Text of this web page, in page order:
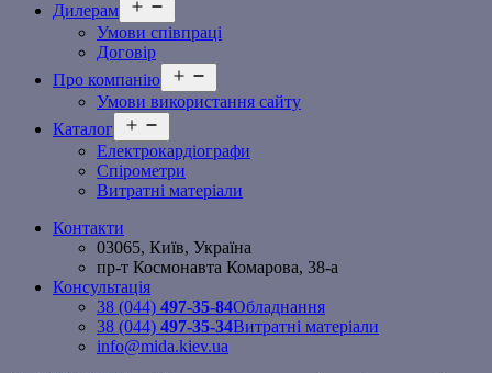
Дилерам
меню
Умови співпраці
Договір
Про компанію
меню
Умови використання сайту
Каталог
меню
Електрокардіографи
Спірометри
Витратні матеріали
Контакти
03065, Київ, Україна
пр-т Космонавта Комарова, 38-а
Консультація
38 (044) 497-35-84Обладнання
38 (044) 497-35-34Витратні матеріали
info@mida.kiev.ua